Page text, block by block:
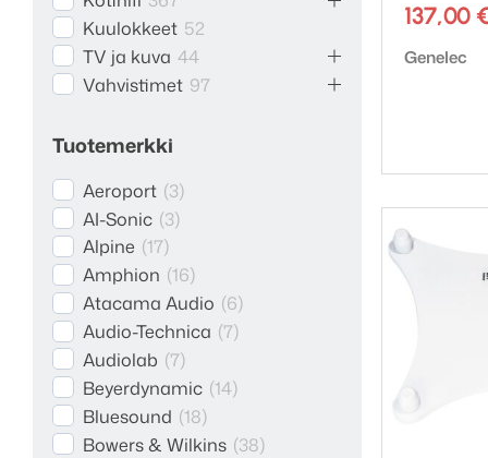
Kuulokkeet 52
TV ja kuva 44
Vahvistimet 97
Tuotemerkki
Aeroport (3)
AI-Sonic (3)
Alpine (17)
Amphion (16)
Atacama Audio (6)
Audio-Technica (7)
Audiolab (7)
Beyerdynamic (14)
Bluesound (18)
Bowers & Wilkins (38)
137,00 €
Genelec